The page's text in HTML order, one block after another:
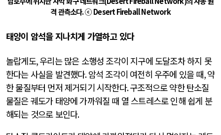
격 관측소다.ⓒDesert Fireball Network
태양이 암석을 지나치게 가열하고 있다
놀랍게도,우리는 많은 소행성 조각이 지구에 도달조차 하지 못
한다는 사실을 발견했다.암석 조각이 여전히 우주에 있을 때,약
한 물질부터 먼저 제거되기 시작한다.구조적으로 약한 탄소질
물질은 궤도가 태양에 가까워질 때 열 스트레스로 인해 쉽게 분
해되는 것으로 보인다.